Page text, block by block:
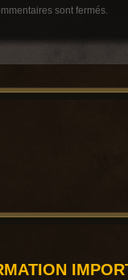
sont fermés.